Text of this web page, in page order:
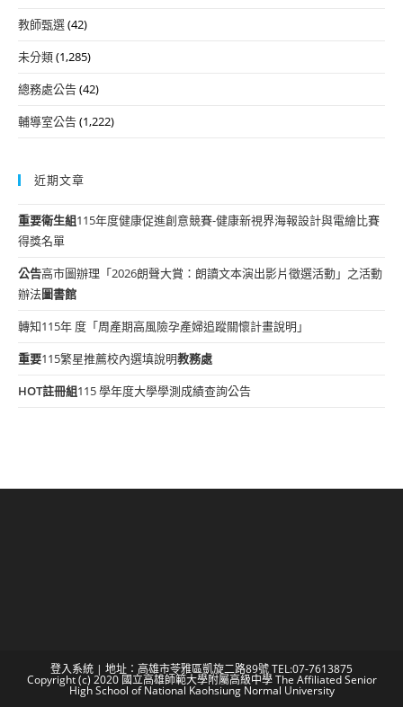
教師甄選(42)
未分類(1,285)
總務處公告(42)
輔導室公告(1,222)
近期文章
重要衛生組115年度健康促進創意競賽-健康新視界海報設計與電繪比賽
得獎名單
公告高市圖辦理「2026朗聲大賞：朗讀文本演出影片徵選活動」之活動
辦法圖書館
轉知115年 度「周產期高風險孕產婦追蹤關懷計畫說明」
重要115繁星推薦校內選填說明教務處
HOT註冊組115 學年度大學學測成績查詢公告
登入系統 | 地址：高雄市苓雅區凱旋二路89號 TEL:07-7613875
Copyright (c) 2020 國立高雄師範大學附屬高級中學 The Affiliated Senior
High School of National Kaohsiung Normal University